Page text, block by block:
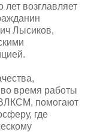
лет возглавляет
Лысиков,
время работы
помогают
где